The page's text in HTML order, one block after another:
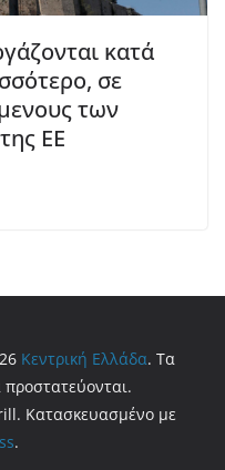
κατά
σε
των
ΕΕ
Κεντρική Ελλάδα. Τα
Κατασκευασμένο με
.